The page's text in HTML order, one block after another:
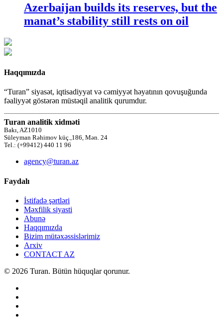
Azerbaijan builds its reserves, but the
manat’s stability still rests on oil
Haqqımızda
“Turan” siyasət, iqtisadiyyat və cəmiyyət həyatının qovuşuğunda
fəaliyyət göstərən müstəqil analitik qurumdur.
Turan analitik xidməti
Bakı, AZ1010
Süleyman Rəhimov küç.,186, Mən. 24
Tel.: (+99412) 440 11 96
agency@turan.az
Faydalı
İstifadə şərtləri
Məxfilik siyasti
Abunə
Haqqımızda
Bizim mütəxəssislərimiz
Arxiv
CONTACT AZ
© 2026 Turan. Bütün hüquqlar qorunur.